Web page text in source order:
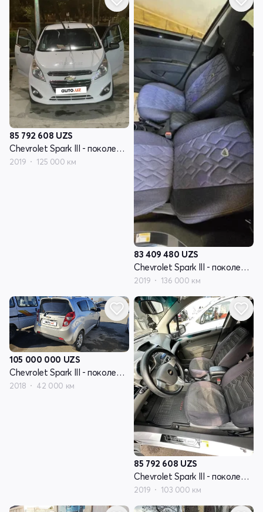
85 792 608 UZS
Chevrolet Spark III - поколение
2019 125 000 км
83 409 480 UZS
Chevrolet Spark III - поколение
2019 136 000 км
105 000 000 UZS
Chevrolet Spark III - поколение
2018 42 000 км
85 792 608 UZS
Chevrolet Spark III - поколение
2019 103 000 км